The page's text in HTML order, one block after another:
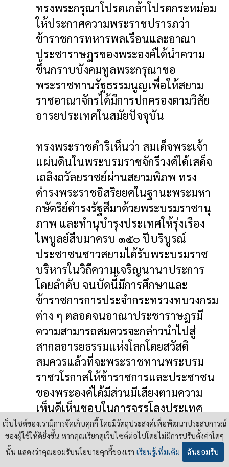
ทรงพระกรุณาโปรดเกล้าโปรดกระหม่อม
ให้ประกาศความพระราชปรารภว่า
ข้าราชการทหารพลเรือนและอาณา
ประชาราษฎรของพระองค์ได้นำความ
ขึ้นกราบบังคมทูลพระกรุณาขอ
พระราชทานรัฐธรรมนูญเพื่อให้สยาม
ราชอาณาจักรได้มีการปกครองตามวิสัย
อารยประเทศในสมัยปัจจุบัน
ทรงพระราชดำริเห็นว่า สมเด็จพระเจ้า
แผ่นดินในพระบรมราชจักรีวงศ์ได้เสด็จ
เถลิงถวัลยราชย์ผ่านสยามพิภพ ทรง
ดำรงพระราชอิสริยยศในฐานะพระมหา
กษัตริย์ดำรงรัฐสีมาด้วยพระบรมราชานุ
ภาพ และทำนุบำรุงประเทศให้รุ่งเรือง
ไพบูลย์สืบมาครบ ๑๕๐ ปีบริบูรณ์
ประชาชนชาวสยามได้รับพระบรมราช
บริหารในวิถีความเจริญนานาประการ
โดยลำดับ จนบัดนี้มีการศึกษาและ
ข้าราชการการประจำกระทรวงทบวงกรม
ต่าง ๆ ตลอดจนอาณาประชาราษฎรมี
ความสามารถสมควรจะกล่าวนำไปสู่
สากลอารยธรรมแห่งโลกโดยสวัสดิ
สมควรแล้วที่จะพระราชทานพระบรม
ราชวโรกาสให้ข้าราชการและประชาชน
ของพระองค์ได้มีส่วนมีเสียงตามความ
เห็นดีเห็นชอบในการจรรโลงประเทศ
สยามให้วัฒนาถาถรสืบไปในภายภาค
หน้า จึงทรงพระกรุณาโปรดเกล้าโปรด
กระหม่อมพระราชทานรัฐธรรมนูญการ
เว็บไซต์ของเรามีการจัดเก็บคุกกี้ โดยมีวัตถุประสงค์เพื่อพัฒนาประสบการณ์
ของผู้ใช้ให้ดียิ่งขึ้น หากคุณเรียกดูเว็บไซต์ต่อไปโดยไม่มีการปรับตั้งค่าใดๆ
นั้น แสดงว่าคุณยอมรับนโยบายคุกกี้ของเรา เรียนรู้เพิ่มเติม ฉันยอมรับ